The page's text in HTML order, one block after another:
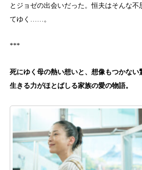
とジョゼの出会いだった。恒夫はそんな不
てゆく……。
***
死にゆく母の熱い想いと、想像もつかない
生きる力がほとばしる家族の愛の物語。